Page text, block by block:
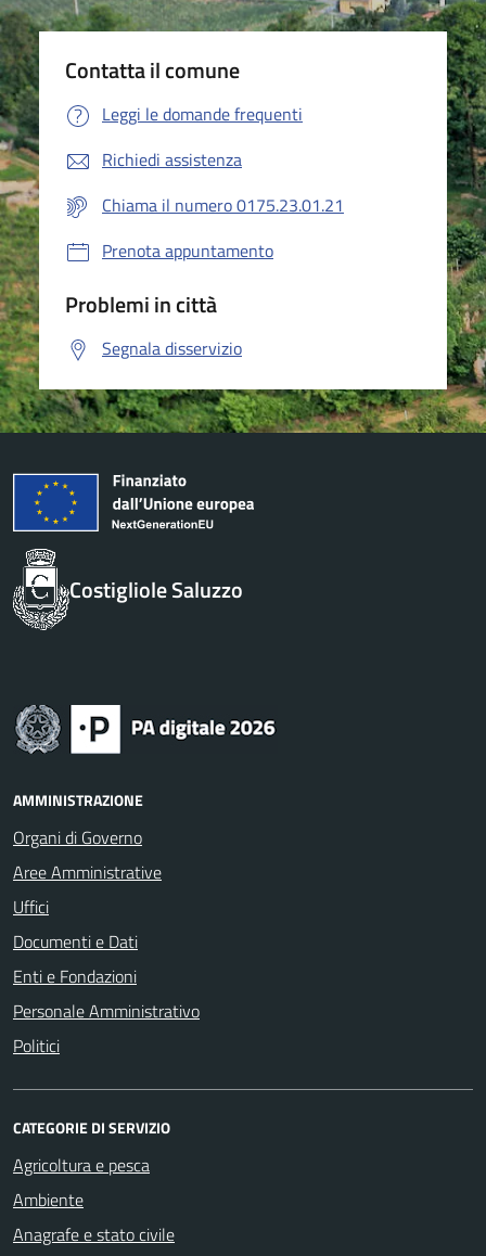
Contatta il comune
Leggi le domande frequenti
Richiedi assistenza
Chiama il numero 0175.23.01.21
Prenota appuntamento
Problemi in città
Segnala disservizio
Costigliole Saluzzo
AMMINISTRAZIONE
Organi di Governo
Aree Amministrative
Uffici
Documenti e Dati
Enti e Fondazioni
Personale Amministrativo
Politici
CATEGORIE DI SERVIZIO
Agricoltura e pesca
Ambiente
Anagrafe e stato civile